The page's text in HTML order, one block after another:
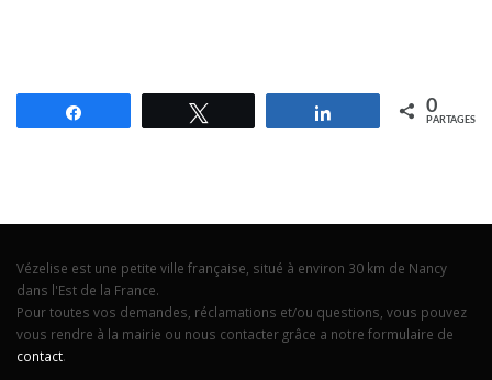
Partagez 0
PARTAGES
Vézelise est une petite ville française, situé à environ 30 km de Nancy
dans l'Est de la France.
Pour toutes vos demandes, réclamations et/ou questions, vous pouvez
vous rendre à la mairie ou nous contacter grâce a notre formulaire de
contact.